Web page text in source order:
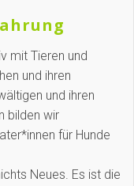
mit Tieren und
und ihren
und ihren
bilden wir
für Hunde
Neues. Es ist die